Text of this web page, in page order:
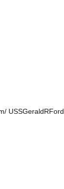
USSGeraldRFord